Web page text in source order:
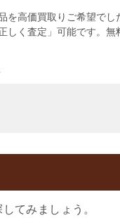
を高価買取りご希望で
しく査定」可能です。無
てみましょう。